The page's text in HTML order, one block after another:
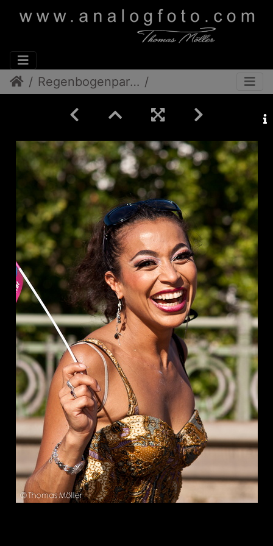
Regenbogenparade 2012